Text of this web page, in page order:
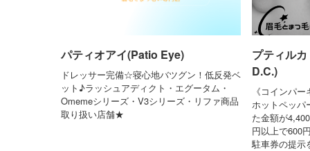
パティオアイ(Patio Eye)
ドレッサー完備☆寝心地バツグン！低反発ベ
ット♪ラッシュアディクト・エグータム・
Omemeシリーズ・V3シリーズ・リファ商品
取り扱い店舗★
プティル
D.C.)
《コインパ
ホットペッパ
た金額が
円以上で600
駐車券の提示